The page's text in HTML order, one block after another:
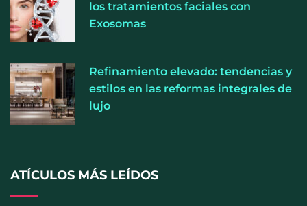
cambiar sus rasgos, según la Clínica Mética
los tratamientos faciales con
Exosomas
Refinamiento elevado: tendencias y
estilos en las reformas integrales de
lujo
ATÍCULOS MÁS LEÍDOS